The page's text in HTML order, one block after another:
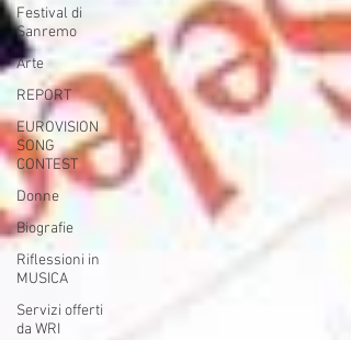
Festival di
Sanremo
Arte
REPORT
EUROVISION
SONG
CONTEST
Donne
Biografie
Riflessioni in
MUSICA
Servizi offerti
da WRI